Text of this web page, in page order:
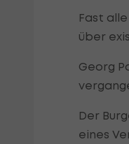
Fast
über
Georg
Der
eines